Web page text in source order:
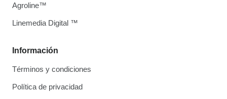
Información
Términos y condiciones
Política de privacidad
Agroline™
Linemedia Digital ™